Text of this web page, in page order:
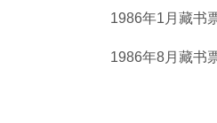
1986年1月藏书
1986年8月藏书